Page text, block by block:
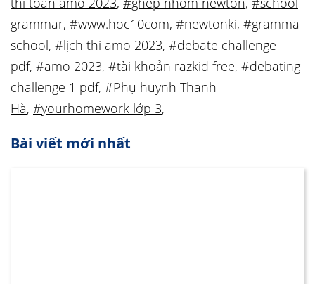
grammar, #www.hoc10com, #newtonki, #gramma
school, #lịch thi amo 2023, #debate challenge
pdf, #amo 2023, #tài khoản razkid free, #debating
challenge 1 pdf, #Phụ huynh Thanh
Hà, #yourhomework lớp 3,
Bài viết mới nhất